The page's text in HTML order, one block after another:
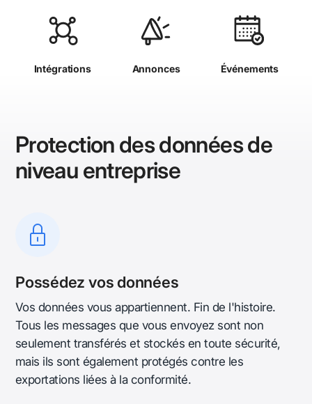
Intégrations Annonces Événements
Protection des données de
niveau entreprise
Possédez vos données
Vos données vous appartiennent. Fin de l'histoire.
Tous les messages que vous envoyez sont non
seulement transférés et stockés en toute sécurité,
mais ils sont également protégés contre les
exportations liées à la conformité.